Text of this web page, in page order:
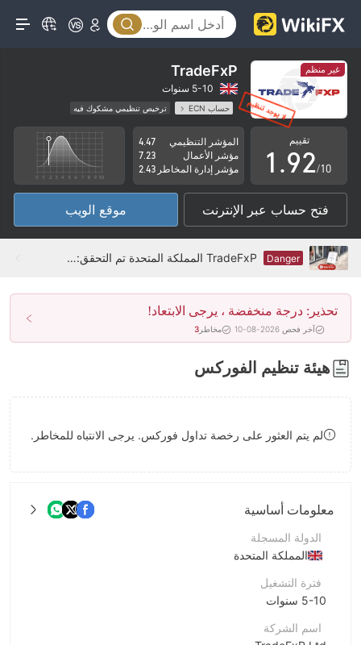
غير منظم TradeFxP
5-10 سنوات
حساب ECN
ترخيص تنظيمي مشكوك فيه
منطقة تشغيل مشبوهة
مخاطر عالية
تقييم
0
1
2
3
4
5
6
7
8
.
5
6
7
8
9
0
1
2
3
4
5
6
7
8
9
/10
المؤشر التنظيمي
4.47
مؤشر الأعمال
7.23
مؤشر إدارة المخاطر 2.43
فتح حساب عبر الإنترنت موقع الويب
Danger TradeFxP المملكة المتحدة تم التحقق: لم يتم العثور على وجود فعلي
تحذير: درجة منخفضة ، يرجى الابتعاد!
آخر فحص 2026-08-10 مخاطر 3
هيئة تنظيم الفوركس
لم يتم العثور على رخصة تداول فوركس. يرجى الانتباه للمخاطر.
معلومات أساسية
الدولة المسجلة
المملكة المتحدة
فترة التشغيل
5-10 سنوات
اسم الشركة